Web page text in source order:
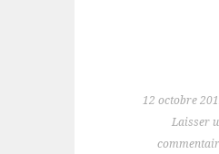
12 octobre
Laisser